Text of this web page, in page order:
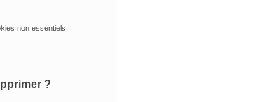
non essentiels.
?